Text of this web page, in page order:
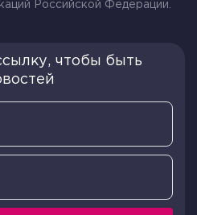
Российской Федерации.
чтобы быть